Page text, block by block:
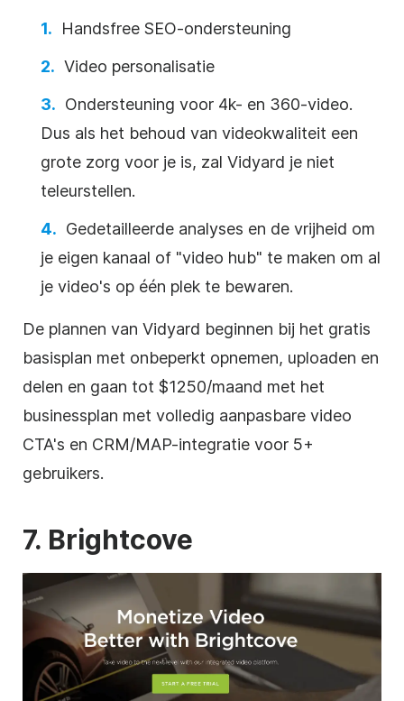
Handsfree SEO-ondersteuning
Video personalisatie
Ondersteuning voor 4k- en 360-video.
Dus als het behoud van videokwaliteit een
grote zorg voor je is, zal Vidyard je niet
teleurstellen.
Gedetailleerde analyses en de vrijheid om
je eigen kanaal of "video hub" te maken om al
je video's op één plek te bewaren.
De plannen van Vidyard beginnen bij het gratis
basisplan met onbeperkt opnemen, uploaden en
delen en gaan tot $1250/maand met het
businessplan met volledig aanpasbare video
CTA's en CRM/MAP-integratie voor 5+
gebruikers.
7. Brightcove